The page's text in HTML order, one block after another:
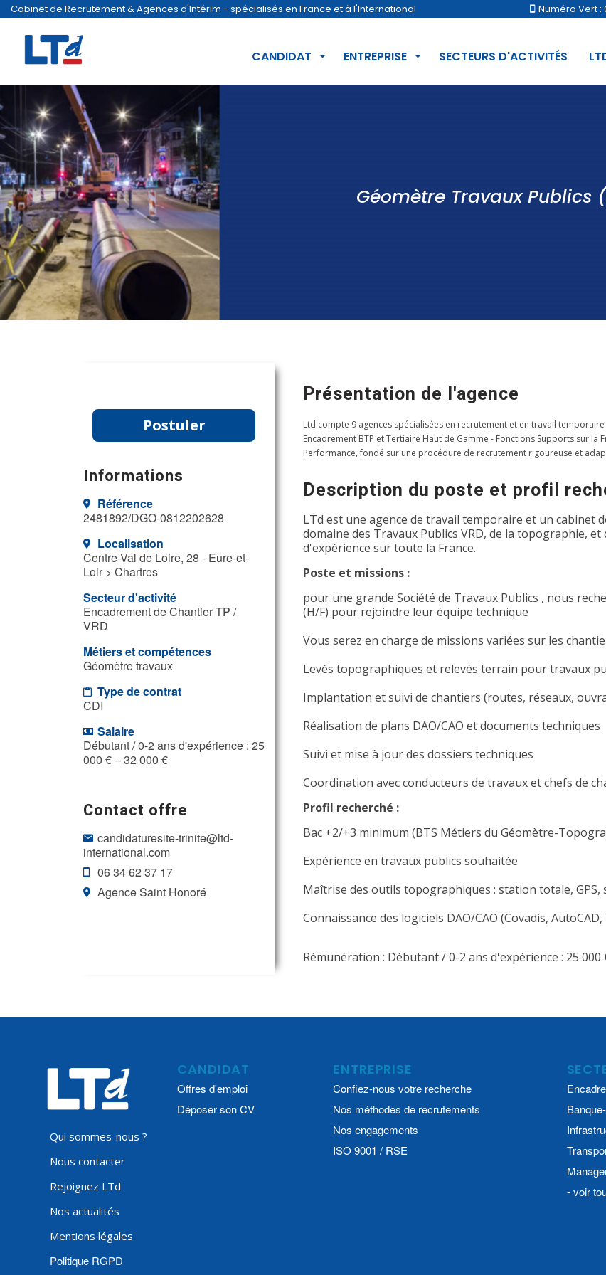
Cabinet de Recrutement & Agences d'Intérim - spécialisés en France et à l'International Numéro Vert :
CANDIDAT ENTREPRISE SECTEURS D'ACTIVITÉS
Géomètre Travaux Publics
Postuler
Informations
Référence
2481892/DGO-0812202628
Localisation
Centre-Val de Loire, 28 - Eure-et-
Loir > Chartres
Secteur d'activité
Encadrement de Chantier TP /
VRD
Métiers et compétences
Géomètre travaux
Type de contrat
CDI
Salaire
Débutant / 0-2 ans d'expérience : 25
000 € – 32 000 €
Contact offre
candidaturesite-trinite@ltd-
international.com
06 34 62 37 17
Agence Saint Honoré
Présentation de l'agence
Ltd compte 9 agences spécialisées en recrutement et en travail
Encadrement BTP et Tertiaire Haut de Gamme - Fonctions Supports sur la
Performance, fondé sur une procédure de recrutement rigoureuse et
Description du poste et profil
LTd est une agence de travail temporaire et un cabinet
domaine des Travaux Publics VRD, de la topographie, et
d'expérience sur toute la France.
Poste et missions :
pour une grande Société de Travaux Publics , nous
(H/F) pour rejoindre leur équipe technique
Vous serez en charge de missions variées sur les
Levés topographiques et relevés terrain pour travaux
Implantation et suivi de chantiers (routes, réseaux,
Réalisation de plans DAO/CAO et documents techniques
Suivi et mise à jour des dossiers techniques
Coordination avec conducteurs de travaux et chefs de
Profil recherché :
Bac +2/+3 minimum (BTS Métiers du Géomètre-
Expérience en travaux publics souhaitée
Maîtrise des outils topographiques : station totale, GPS,
Connaissance des logiciels DAO/CAO (Covadis,
Rémunération : Débutant / 0-2 ans d'expérience : 25 000
Qui sommes-nous ?
Nous contacter
Rejoignez LTd
Nos actualités
Mentions légales
Politique RGPD
CANDIDAT
Offres d'emploi
Déposer son CV
ENTREPRISE
Confiez-nous votre recherche
Nos méthodes de recrutements
Nos engagements
ISO 9001 / RSE
- voir